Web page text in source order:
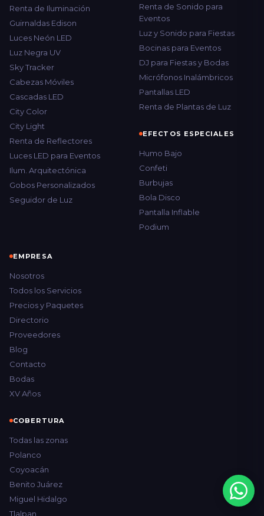
Renta de Iluminación
Guirnaldas Edison
Luces Neón LED
Luz Negra UV
Sky Tracker
Cabezas Móviles
Cascadas LED
City Color
City Light
Renta de Reflectores
Luces LED para Eventos
Ilum. Arquitectónica
Gobos Personalizados
Seguidor de Luz
Renta de Sonido para
Eventos
Luz y Sonido para Fiestas
Bocinas para Eventos
DJ para Fiestas y Bodas
Micrófonos Inalámbricos
Pantallas LED
Renta de Plantas de Luz
EFECTOS ESPECIALES
Humo Bajo
Confeti
Burbujas
Bola Disco
Pantalla Inflable
Podium
EMPRESA
Nosotros
Todos los Servicios
Precios y Paquetes
Directorio
Proveedores
Blog
Contacto
Bodas
XV Años
COBERTURA
Todas las zonas
Polanco
Coyoacán
Benito Juárez
Miguel Hidalgo
Tlalpan